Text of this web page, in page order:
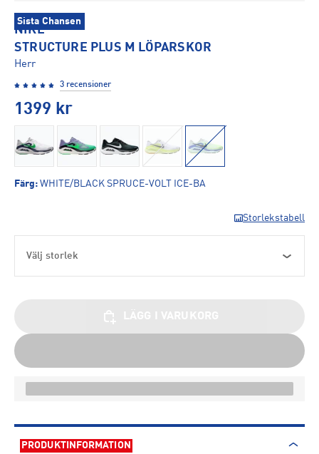
Sista Chansen
NIKE
STRUCTURE PLUS M LÖPARSKOR
Herr
3 recensioner
1399 kr
Färg: WHITE/BLACK SPRUCE-VOLT ICE-BA
Storlekstabell
Välj storlek
PRODUKTINFORMATION